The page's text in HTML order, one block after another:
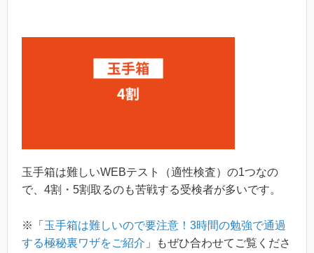
玉手箱は難しいWEBテスト（適性検査）の1つなの
で、4割・5割取るのも苦戦する受検者が多いです。
※「 玉手箱は難しいので要注意！3時間の勉強で通過
する極秘裏ワザをご紹介 」もぜひ合わせてご覧くださ